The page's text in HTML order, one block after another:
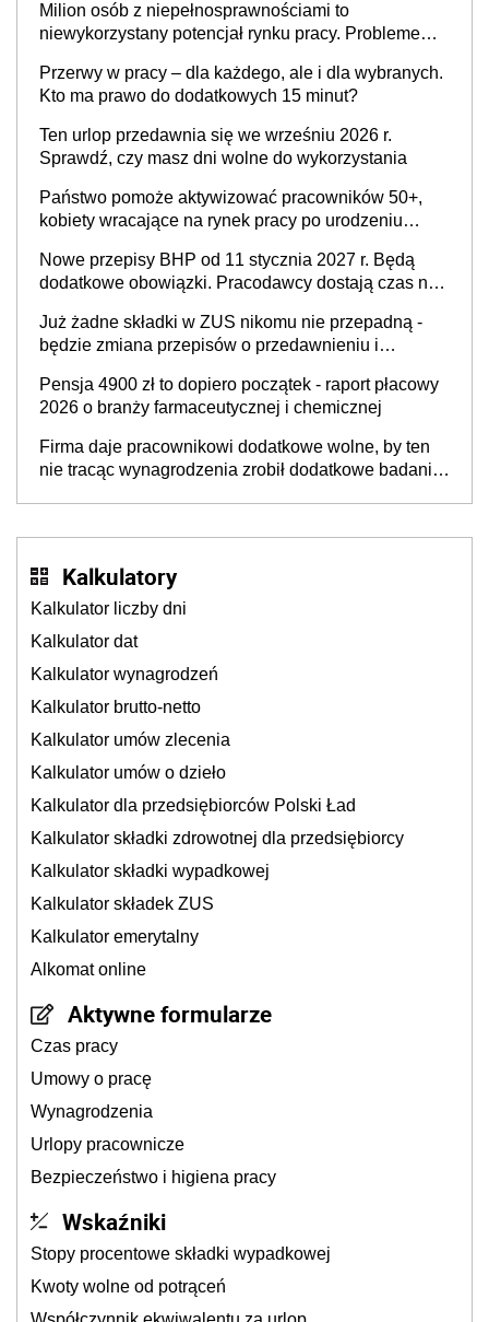
Milion osób z niepełnosprawnościami to
niewykorzystany potencjał rynku pracy. Problemem
refundacji, ale bariery po stronie systemu i
świadomości pracodawców [WYWIAD]
Przerwy w pracy – dla każdego, ale i dla wybranych.
Kto ma prawo do dodatkowych 15 minut?
Ten urlop przedawnia się we wrześniu 2026 r.
Sprawdź, czy masz dni wolne do wykorzystania
Państwo pomoże aktywizować pracowników 50+,
kobiety wracające na rynek pracy po urodzeniu
neuroatypowe. Powstanie Fundusz na rzecz
Inkluzywności w Zatrudnianiu?
Nowe przepisy BHP od 11 stycznia 2027 r. Będą
dodatkowe obowiązki. Pracodawcy dostają czas na
Już żadne składki w ZUS nikomu nie przepadną -
będzie zmiana przepisów o przedawnieniu i
Pensja 4900 zł to dopiero początek - raport płacowy
2026 o branży farmaceutycznej i chemicznej
Firma daje pracownikowi dodatkowe wolne, by ten
nie tracąc wynagrodzenia zrobił dodatkowe badania.
Kalkulatory
Kalkulator liczby dni
Kalkulator dat
Kalkulator wynagrodzeń
Kalkulator brutto-netto
Kalkulator umów zlecenia
Kalkulator umów o dzieło
Kalkulator dla przedsiębiorców Polski Ład
Kalkulator składki zdrowotnej dla przedsiębiorcy
Kalkulator składki wypadkowej
Kalkulator składek ZUS
Kalkulator emerytalny
Alkomat online
Aktywne formularze
Czas pracy
Umowy o pracę
Wynagrodzenia
Urlopy pracownicze
Bezpieczeństwo i higiena pracy
Wskaźniki
Stopy procentowe składki wypadkowej
Kwoty wolne od potrąceń